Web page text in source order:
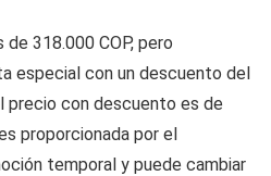
de 318.000 COP, pero
especial con un descuento del
precio con descuento es de
proporcionada por el
temporal y puede cambiar